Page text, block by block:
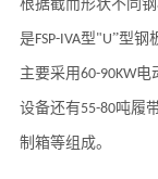
根据截而形状不同
是FSP-IVA型"U”型钢
主要采用60-90KW电
设备还有55-80吨履
制箱等组成。